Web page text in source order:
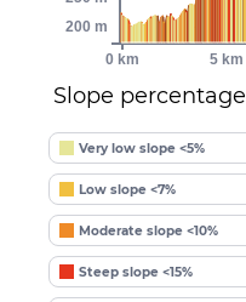
Slope percentage
Very low slope <5%
Low slope <7%
Moderate slope <10%
Steep slope <15%
0 km 5 km
200 m